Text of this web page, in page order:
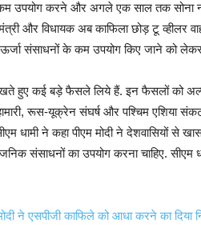
कम उपयोग करने और अगले एक साल तक सोना
और विधायक अब काफिला छोड़ टू व्हीलर
संसाधनों के कम उपयोग किए जाने को लेकर
हुए कई बड़े फैसले लिये हैं. इन फैसलों को
रूस-यूक्रेन संघर्ष और पश्चिम एशिया
धामी ने कहा पीएम मोदी ने देशवासियों से
संसाधनों का उपयोग करना चाहिए.
एसपीजी काफिले को आधा करने का दिया